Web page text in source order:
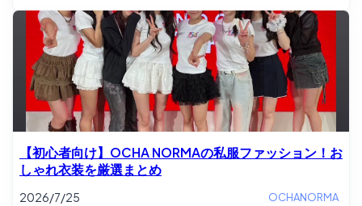
【初心者向け】OCHA NORMAの私服ファッション！お
しゃれ衣装を厳選まとめ
2026/7/25 OCHANORMA